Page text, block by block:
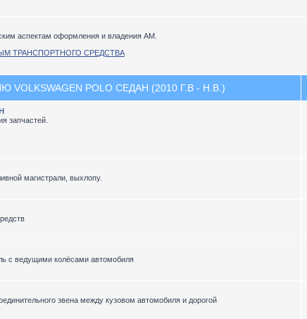
аспектам оформления и владения АМ.
ТРАНСПОРТНОГО СРЕДСТВА
POLO СЕДАН (2010 Г.В - Н.В.)
запчастей.
магистрали, выхлопу.
с ведущими колёсами автомобиля
звена между кузовом автомобиля и дорогой